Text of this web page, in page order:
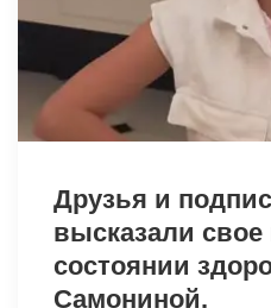
Друзья и
высказали
состоянии
Самониной.